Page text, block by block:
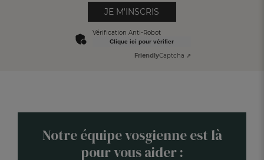
JE M'INSCRIS
Vérification Anti-Robot
Clique ici pour vérifier
FriendlyCaptcha ⇗
Notre équipe vosgienne est là
pour vous aider :